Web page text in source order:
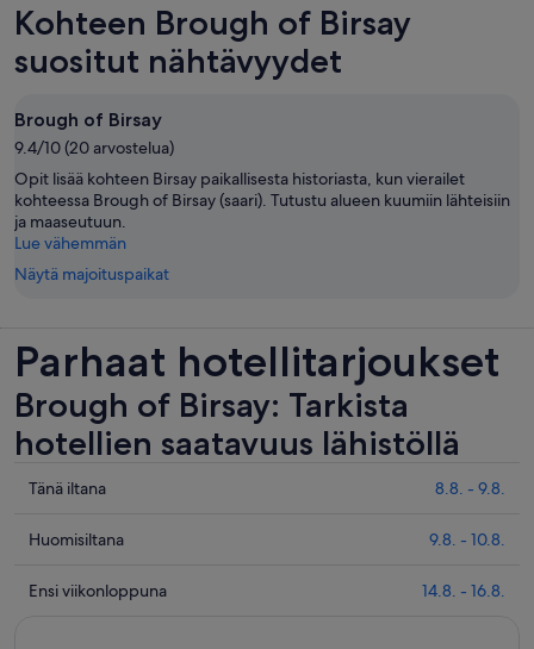
Kohteen Brough of Birsay
suositut nähtävyydet
Brough of Birsay
9.4/10 (20 arvostelua)
Opit lisää kohteen Birsay paikallisesta historiasta, kun vierailet
kohteessa Brough of Birsay (saari). Tutustu alueen kuumiin lähteisiin
ja maaseutuun.
Lue vähemmän
Näytä majoituspaikat
Parhaat hotellitarjoukset
Brough of Birsay: Tarkista
hotellien saatavuus lähistöllä
Tarkista
lähellä
Brough
Tänä iltana 8.8. - 9.8.
Tarkista
lähellä
Huomisiltana 9.8. - 10.8.
Tarkista
Ensi viikonloppuna 14.8. - 16.8.